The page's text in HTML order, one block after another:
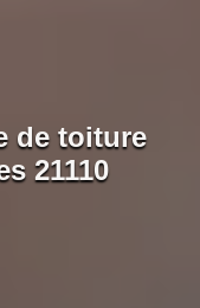
de toiture
21110